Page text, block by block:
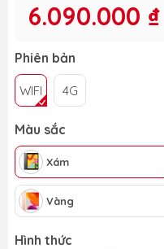
6.090.000 ₫
Phiên bản
WIFI 4G
Màu sắc
Xám
Vàng
Hình thức